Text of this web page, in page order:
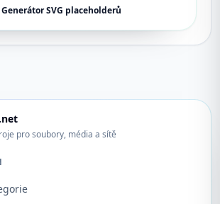
Generátor SVG placeholderů
pro soubory, média a sítě